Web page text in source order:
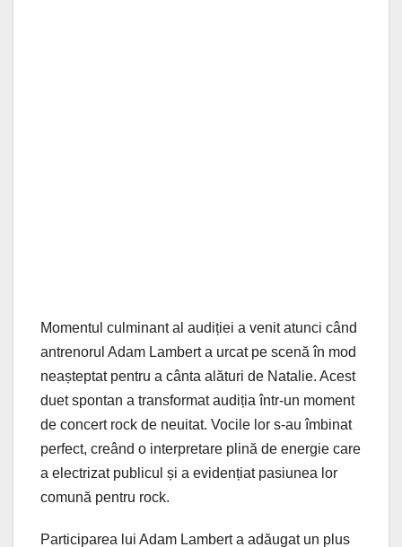
Momentul culminant al audiției a venit atunci când
antrenorul Adam Lambert a urcat pe scenă în mod
neașteptat pentru a cânta alături de Natalie. Acest
duet spontan a transformat audiția într-un moment
de concert rock de neuitat. Vocile lor s-au îmbinat
perfect, creând o interpretare plină de energie care
a electrizat publicul și a evidențiat pasiunea lor
comună pentru rock.
Participarea lui Adam Lambert a adăugat un plus